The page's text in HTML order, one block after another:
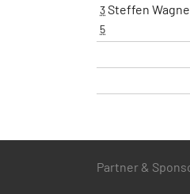
3Steffen
5
Partner &